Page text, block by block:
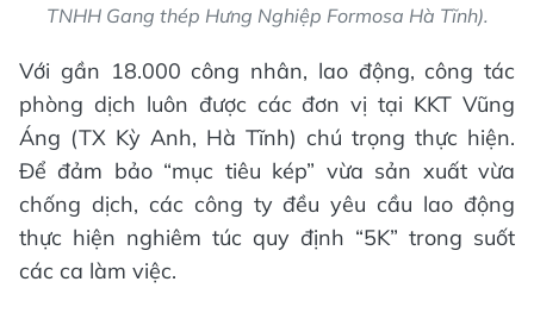
TNHH Gang thép Hưng Nghiệp Formosa Hà Tĩnh).
Với gần 18.000 công nhân, lao động, công tác
phòng dịch luôn được các đơn vị tại KKT Vũng
Áng (TX Kỳ Anh, Hà Tĩnh) chú trọng thực hiện.
Để đảm bảo “mục tiêu kép” vừa sản xuất vừa
chống dịch, các công ty đều yêu cầu lao động
thực hiện nghiêm túc quy định “5K” trong suốt
các ca làm việc.